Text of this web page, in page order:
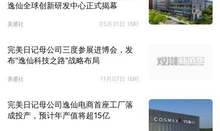
逸仙全球创新研发中心正式揭幕
美通社 05月31日 16时
完美日记母公司三度参展进博会，发
布"逸仙科技之路"战略布局
美通社 11月07日 16时
完美日记母公司逸仙电商首座工厂落
成投产，预计年产值将超15亿